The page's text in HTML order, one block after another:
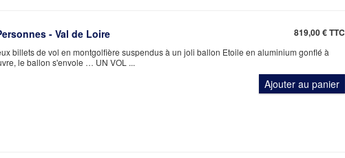
819,00 € TTC
- Val de Loire
billets de vol en montgolfière suspendus à un joli ballon Etoile en aluminium gonflé à
le ballon s'envole … UN VOL ...
Ajouter au panier